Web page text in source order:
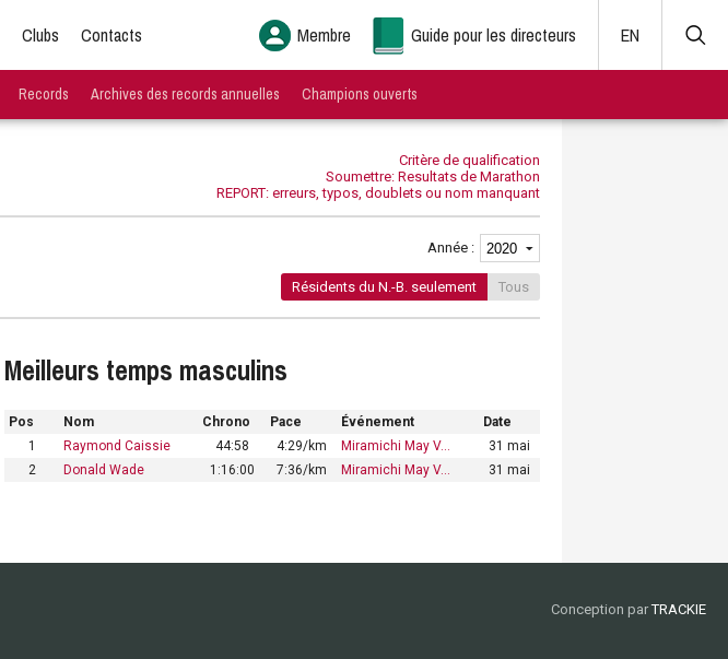
Clubs Contacts Membre Guide pour les directeurs EN
Records Archives des records annuelles Champions ouverts
Critère de qualification
Soumettre: Resultats de Marathon
REPORT: erreurs, typos, doublets ou nom manquant
Année :
Résidents du N.-B. seulement Tous
Meilleurs temps masculins
Pos Nom Chrono Pace Événement
Date
1
Raymond Caissie 44:58 4:29/km Miramichi May V…
31 mai
2
Donald Wade 1:16:00 7:36/km Miramichi May V… 31 mai
Conception parTRACKIE